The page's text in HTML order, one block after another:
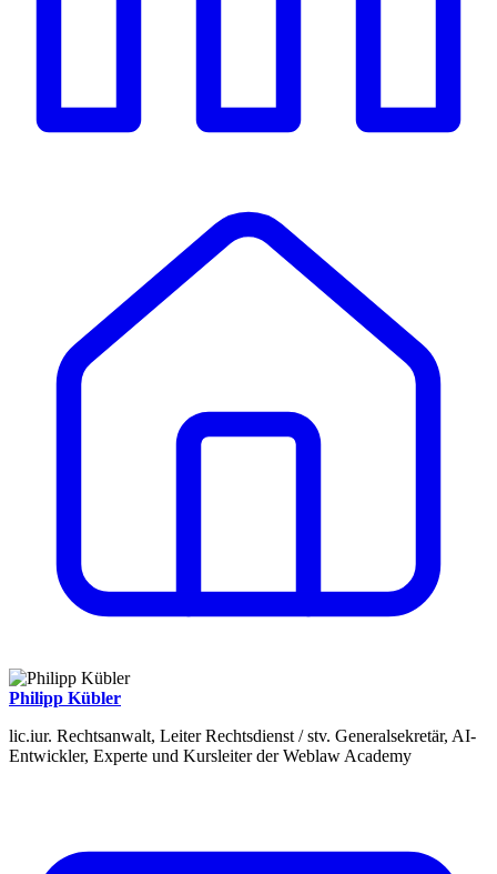
Philipp Kübler
lic.iur. Rechtsanwalt, Leiter Rechtsdienst / stv. Generalsekretär, AI-
Entwickler, Experte und Kursleiter der Weblaw Academy